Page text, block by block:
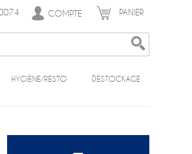
COMPTE PANIER
HYGIÈNE/RESTO DESTOCKAGE